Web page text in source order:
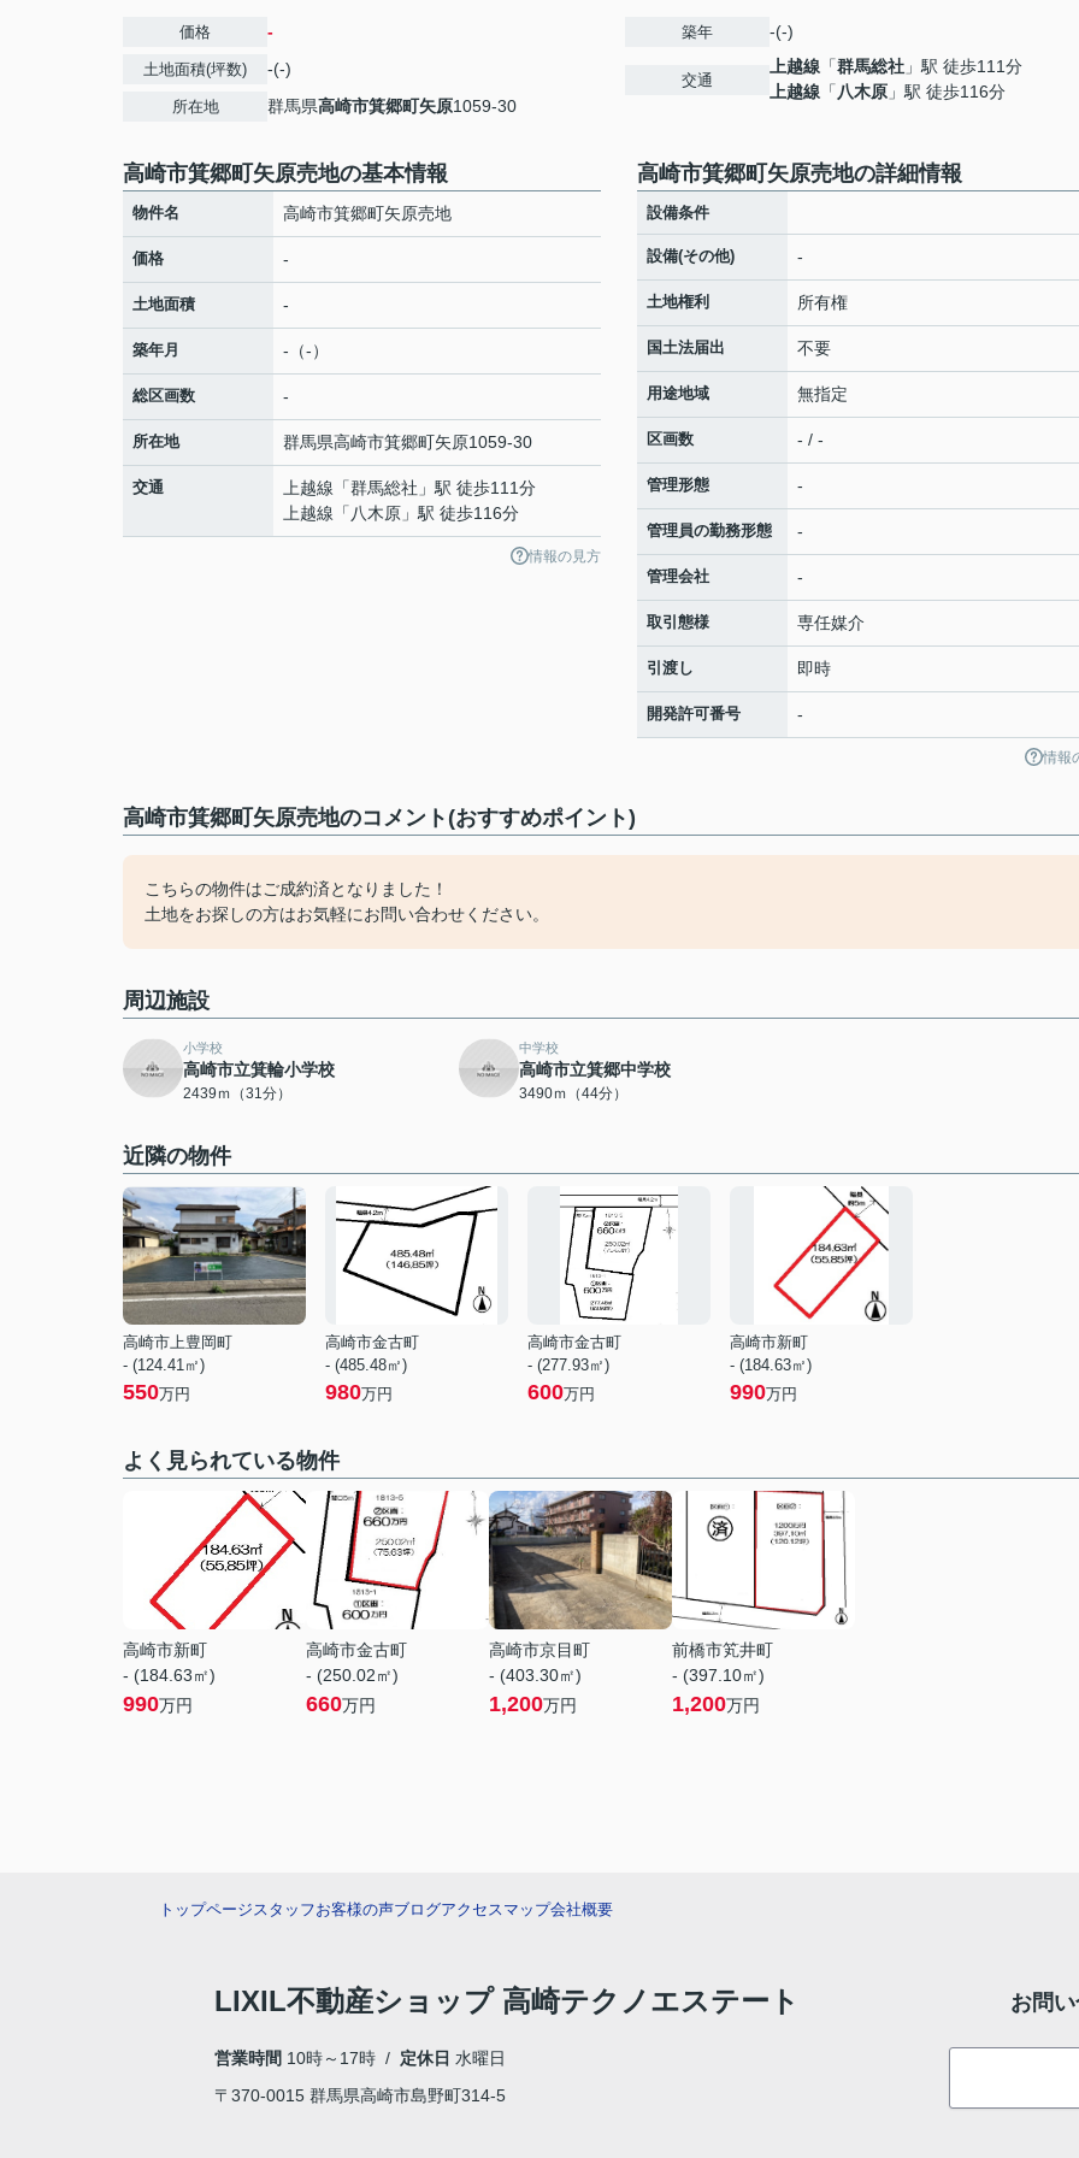
価格 -
土地面積(坪数) -(-)
所在地 群馬県高崎市箕郷町矢原1059-30
築年 -(-)
交通
上越線 「群馬総社 」駅 徒歩111分
上越線 「 八木原 」駅 徒歩116分
高崎市箕郷町矢原売地の基本情報
物件名 高崎市箕郷町矢原売地
価格 -
土地面積 -
築年月 -（-）
総区画数 -
所在地 群馬県高崎市箕郷町矢原1059-30
交通 上越線 「群馬総社 」駅 徒歩111分
上越線 「 八木原 」駅 徒歩116分
情報の見方
高崎市箕郷町矢原売地の詳細情報
設備条件
設備(その他) -
土地権利 所有権
国土法届出 不要
用途地域 無指定
区画数 - / -
管理形態 -
管理員の勤務形態 -
管理会社 -
取引態様 専任媒介
引渡し 即時
開発許可番号 -
情報
高崎市箕郷町矢原売地のコメント(おすすめポイント)
こちらの物件はご成約済となりました！
土地をお探しの方はお気軽にお問い合わせください。
周辺施設
小学校
高崎市立箕輪小学校
2439ｍ（31分）
中学校
高崎市立箕郷中学校
3490ｍ（44分）
近隣の物件
高崎市上豊岡町
- (124.41㎡)
550万円
高崎市金古町
- (485.48㎡)
980万円
高崎市金古町
- (277.93㎡)
600万円
高崎市新町
- (184.63㎡)
990万円
よく見られている物件
高崎市新町
- (184.63㎡)
990万円
高崎市金古町
- (250.02㎡)
660万円
高崎市京目町
- (403.30㎡)
1,200万円
前橋市笂井町
- (397.10㎡)
1,200万円
トップページスタッフお客様の声ブログアクセスマップ会社概要
LIXIL不動産ショップ 高崎テクノエステート
営業時間 10時～17時 / 定休日 水曜日
〒370-0015 群馬県高崎市島野町314-5
お問